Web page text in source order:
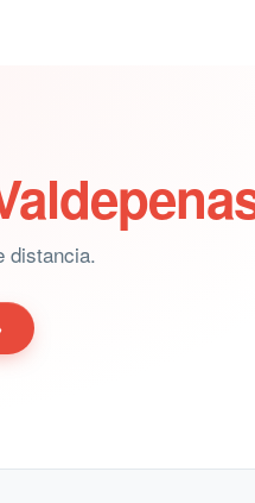
distancia.